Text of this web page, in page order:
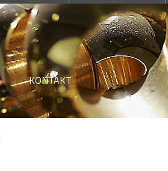
KONTAKT